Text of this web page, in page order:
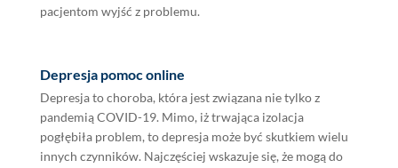
pacjentom wyjść z problemu.
Depresja pomoc online
Depresja to choroba, która jest związana nie tylko z
pandemią COVID-19. Mimo, iż trwająca izolacja
pogłębiła problem, to depresja może być skutkiem wielu
innych czynników. Najczęściej wskazuje się, że mogą do